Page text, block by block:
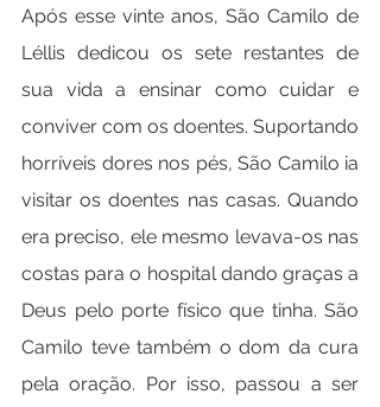
Após esse vinte anos, São Camilo de
Léllis dedicou os sete restantes de
sua vida a ensinar como cuidar e
conviver com os doentes. Suportando
horríveis dores nos pés, São Camilo ia
visitar os doentes nas casas. Quando
era preciso, ele mesmo levava-os nas
costas para o hospital dando graças a
Deus pelo porte físico que tinha. São
Camilo teve também o dom da cura
pela oração. Por isso, passou a ser